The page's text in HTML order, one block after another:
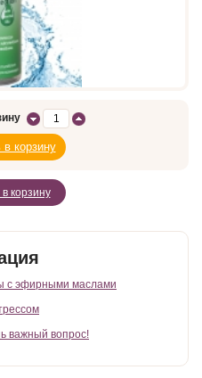
корзину
с эфирными маслами
важный вопрос!